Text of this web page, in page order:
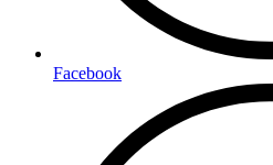
Facebook